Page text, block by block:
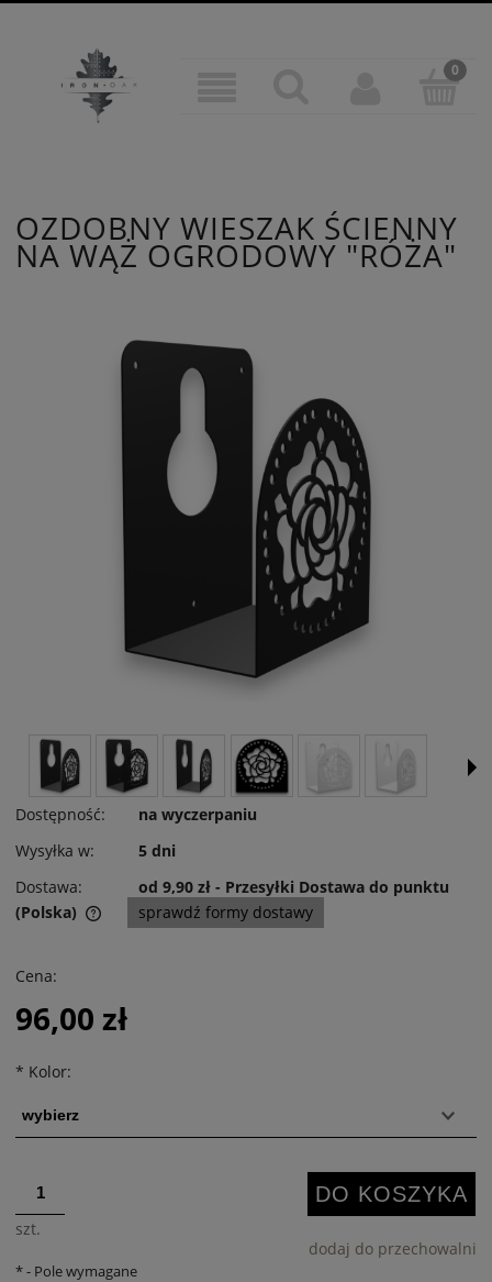
OZDOBNY WIESZAK ŚCIENNY
NA WĄŻ OGRODOWY "RÓŻA"
Dostępność:
na wyczerpaniu
Wysyłka w:
5 dni
Dostawa:
od 9,90 zł - Przesyłki Dostawa do punktu
(Polska)
Cena nie zawiera ewentualnych kosztów płatności
sprawdź formy dostawy
Cena:
96,00 zł
* Kolor:
szt.
DO KOSZYKA
dodaj do przechowalni
*- Pole wymagane